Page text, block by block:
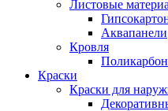
Листовые
Аквапанели
Кровля
Краски
Краски для